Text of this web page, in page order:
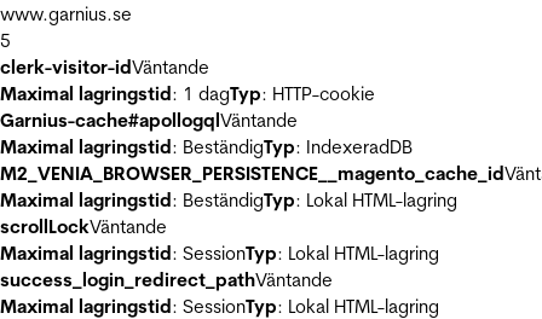
www.garnius.se
5
clerk-visitor-idVäntande
Maximal lagringstid: 1 dagTyp: HTTP-cookie
Garnius-cache#apollogqlVäntande
Maximal lagringstid: BeständigTyp: IndexeradDB
M2_VENIA_BROWSER_PERSISTENCE__magento_cache_id
Maximal lagringstid: BeständigTyp: Lokal HTML-lagring
scrollLockVäntande
Maximal lagringstid: SessionTyp: Lokal HTML-lagring
success_login_redirect_pathVäntande
Maximal lagringstid: SessionTyp: Lokal HTML-lagring